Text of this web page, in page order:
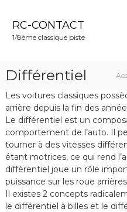
RC-CONTACT
1/8ème classique piste
Différentiel
Les voitures classiques
arrière depuis la fin des
Le différentiel est un
comportement de l’auto. Il
tourner à des vitesses
étant motrices, ce qui rend
différentiel joue un rôle
puissance sur les roue
Il existes 2 concepts
le différentiel à billes et le